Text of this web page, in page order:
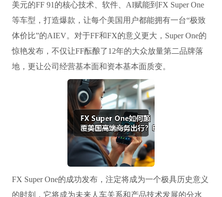
美元的FF 91的核心技术、软件、AI赋能到FX Super One
等车型，打造爆款，让每个美国用户都能拥有一台“极致
体价比”的AIEV。对于FF和FX的意义更大，Super One的
惊艳发布，不仅让FF酝酿了12年的大众放量第二品牌落
地，更让公司经营基本面和资本基本面质变。
FX Super One的成功发布，注定将成为一个极具历史意义
的时刻，它将成为未来人车关系和产品技术发展的分水